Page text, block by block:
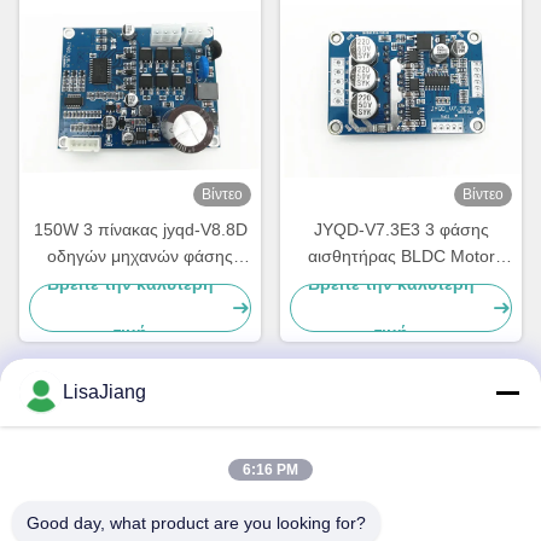
Βίντεο
150W 3 πίνακας jyqd-V8.8D
οδηγών μηχανών φάσης
BLDC για τη ΣΥΝΕΧΉ
Βρείτε την καλύτερη
τιμή
Βίντεο
JYQD-V7.3E3 3 φάσης
αισθητήρας BLDC Motor
Driver Motor Controller με
ρυθμιστή PWM ρεύματος
15A 36V
Βρείτε την καλύτερη
τιμή
Νο 1, πάροδος 1199, yunping δρόμος, jiading περιοχή,
LisaJiang
6:16 PM
Good day, what product are you looking for?